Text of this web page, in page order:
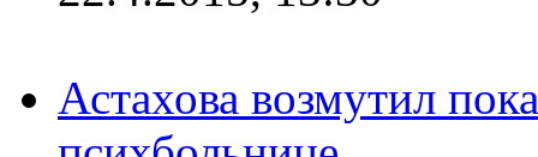
Астахова возмутил